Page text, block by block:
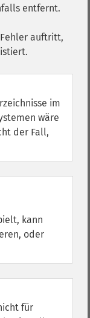
entfernt.
auftritt,
im
wäre
der Fall,
kann
oder
für